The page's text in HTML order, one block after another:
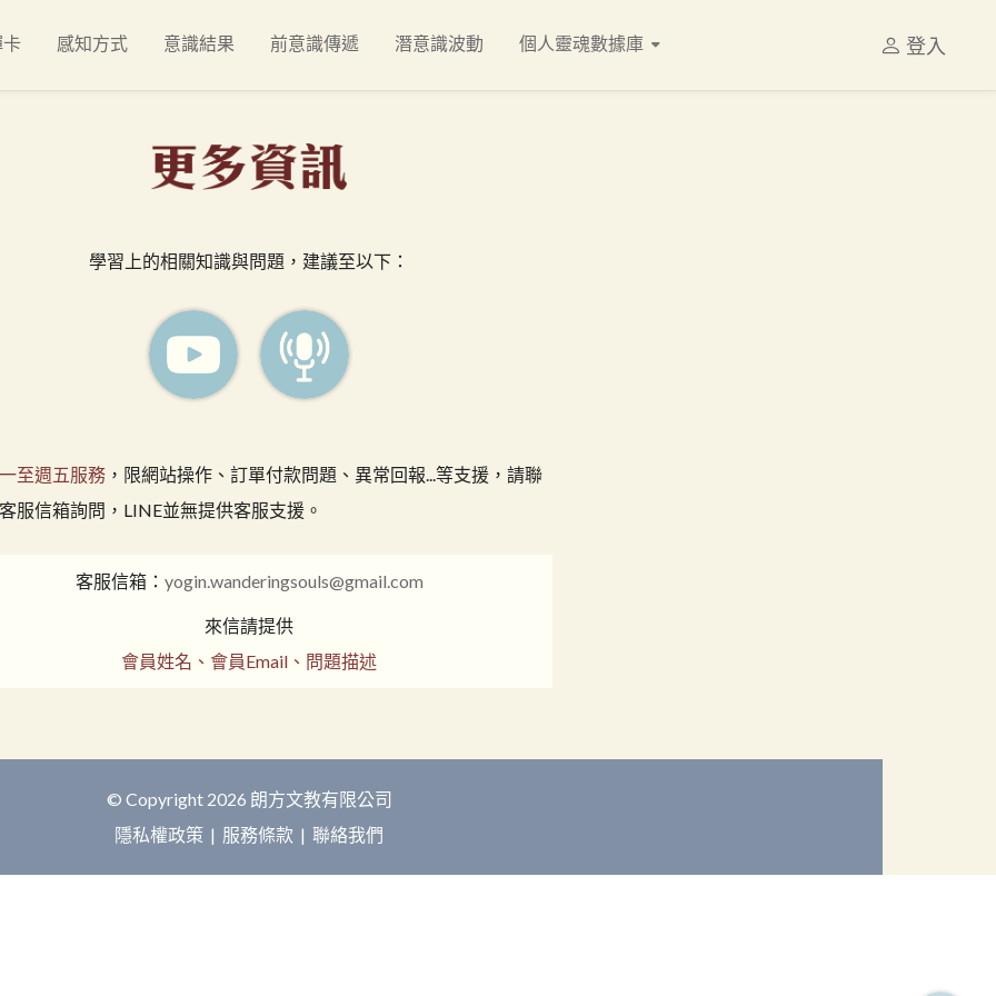
登入
感知方式 意識結果 前意識傳遞 潛意識波動 個人靈魂數據庫
學習上的相關知識與問題，建議至以下：
至週五服務 ，限網站操作、訂單付款問題、異常回報...等支援，請聯
服信箱詢問，LINE並無提供客服支援。
客服信箱： yogin.wanderingsouls@gmail.com
來信請提供
會員姓名、會員Email、問題描述
© Copyright 2026 朗方文教有限公司
隱私權政策 | 服務條款 | 聯絡我們